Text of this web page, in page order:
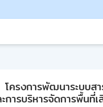
โครงการพัฒนาระบบส
การบริหารจัดการพื้นที่